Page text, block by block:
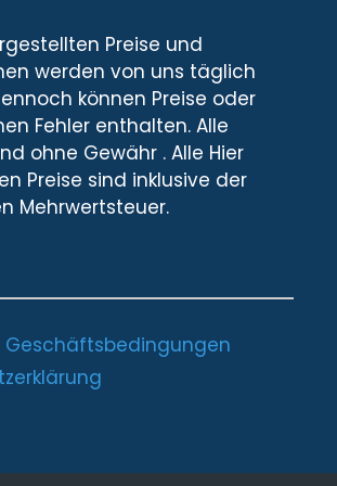
Preise und
werden von uns täglich
können Preise oder
Fehler enthalten. Alle
ohne Gewähr . Alle Hier
Preise sind inklusive der
Mehrwertsteuer.
Geschäftsbedingungen